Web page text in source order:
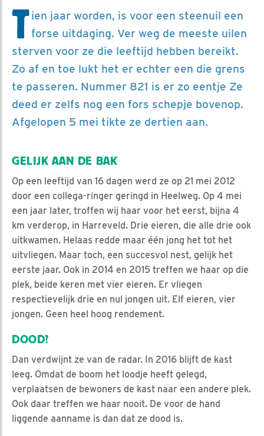
Tien jaar worden, is voor een steenuil een
forse uitdaging. Ver weg de meeste uilen
sterven voor ze die leeftijd hebben bereikt.
Zo af en toe lukt het er echter een die grens
te passeren. Nummer 821 is er zo eentje Ze
deed er zelfs nog een fors schepje bovenop.
Afgelopen 5 mei tikte ze dertien aan.
GELIJK AAN DE BAK
Op een leeftijd van 16 dagen werd ze op 21 mei 2012
door een collega-ringer geringd in Heelweg. Op 4 mei
een jaar later, troffen wij haar voor het eerst, bijna 4
km verderop, in Harreveld. Drie eieren, die alle drie ook
uitkwamen. Helaas redde maar één jong het tot het
uitvliegen. Maar toch, een succesvol nest, gelijk het
eerste jaar. Ook in 2014 en 2015 treffen we haar op die
plek, beide keren met vier eieren. Er vliegen
respectievelijk drie en nul jongen uit. Elf eieren, vier
jongen. Geen heel hoog rendement.
DOOD?
Dan verdwijnt ze van de radar. In 2016 blijft de kast
leeg. Omdat de boom het loodje heeft gelegd,
verplaatsen de bewoners de kast naar een andere plek.
Ook daar treffen we haar nooit. De voor de hand
liggende aanname is dan dat ze dood is.